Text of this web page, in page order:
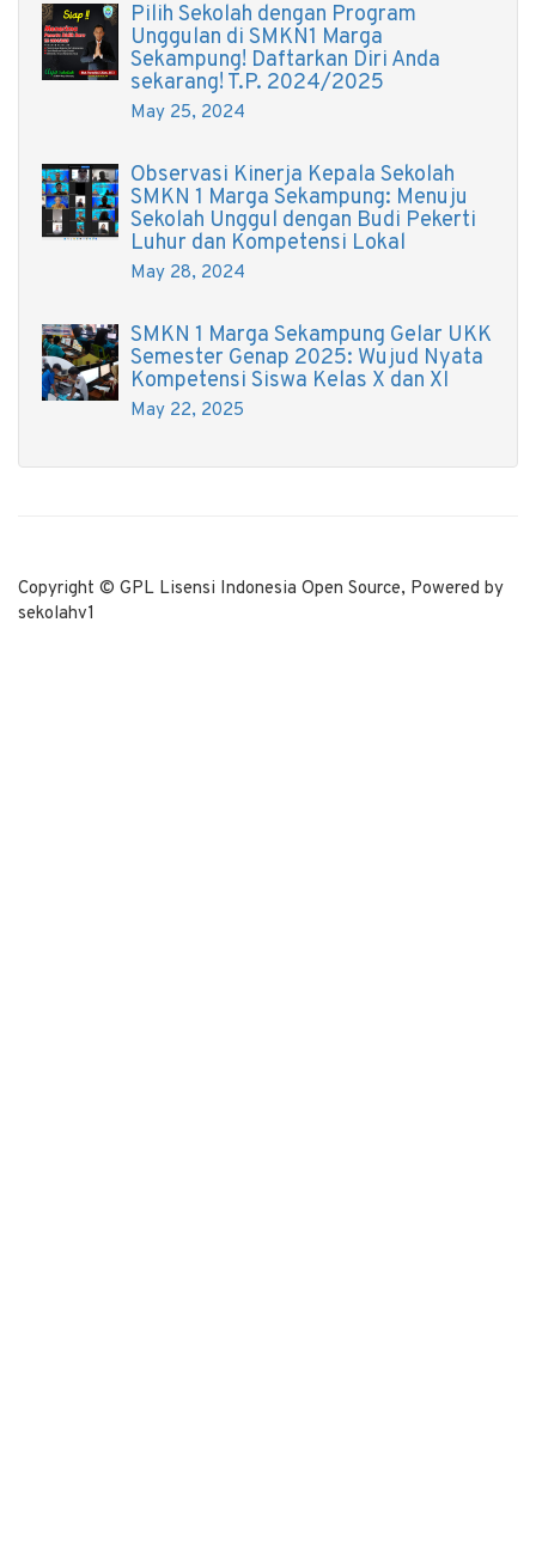
Pilih Sekolah dengan Program
Unggulan di SMKN1 Marga
Sekampung! Daftarkan Diri Anda
sekarang! T.P. 2024/2025
May 25, 2024
Observasi Kinerja Kepala Sekolah
SMKN 1 Marga Sekampung: Menuju
Sekolah Unggul dengan Budi Pekerti
Luhur dan Kompetensi Lokal
May 28, 2024
SMKN 1 Marga Sekampung Gelar UKK
Semester Genap 2025: Wujud Nyata
Kompetensi Siswa Kelas X dan XI
May 22, 2025
Copyright © GPL Lisensi Indonesia Open Source, Powered by
sekolahv1